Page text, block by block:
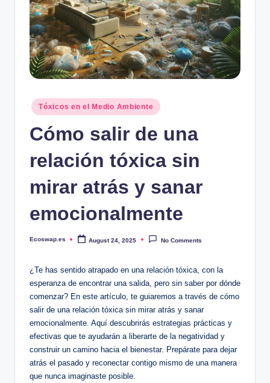
Posted
in
Tóxicos en el Medio Ambiente
Cómo salir de una
relación tóxica sin
mirar atrás y sanar
emocionalmente
Posted
Ecoswap.es August 24, 2025 No Comments
¿Te has sentido atrapado en una relación tóxica, con la
esperanza de encontrar una salida, pero sin saber por dónde
comenzar? En este artículo, te guiaremos a través de cómo
salir de una relación tóxica sin mirar atrás y sanar
emocionalmente. Aquí descubrirás estrategias prácticas y
efectivas que te ayudarán a liberarte de la negatividad y
construir un camino hacia el bienestar. Prepárate para dejar
atrás el pasado y reconectar contigo mismo de una manera
que nunca imaginaste posible.